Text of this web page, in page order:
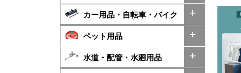
カー用品・自転車・バイク
ペット用品
水道・配管・水廻用品